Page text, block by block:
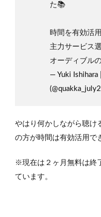
た📚
時間を有効活
主力サービス
オーディブル
— Yuki Ishihara
やはり何かしながら聴け
の方が時間は有効活用で
※現在は２ヶ月無料は終
ています。